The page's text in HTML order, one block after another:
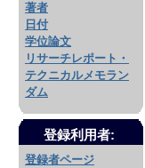
著者
日付
学位論文
リサーチレポート・
テクニカルメモラン
ダム
登録利用者:
登録者ページ